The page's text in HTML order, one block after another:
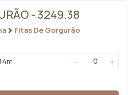
- 3249.38
Fitas De Gorgurão
- +